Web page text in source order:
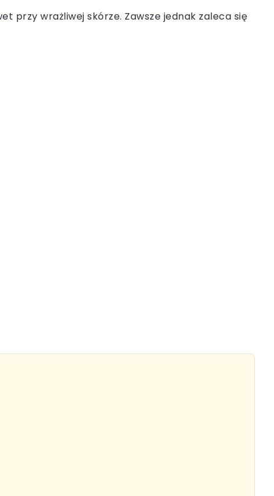
przy wrażliwej skórze. Zawsze jednak zaleca się